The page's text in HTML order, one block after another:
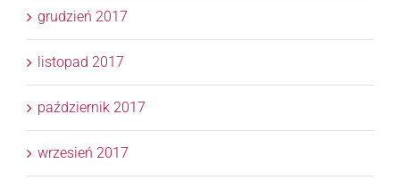
grudzień 2017
listopad 2017
październik 2017
wrzesień 2017